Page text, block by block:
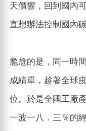
天價響，回到國內
直想辦法控制國內碳
尷尬的是，同一時
成績單，趁著全球
位。於是全國工廠
一波一八．三％的